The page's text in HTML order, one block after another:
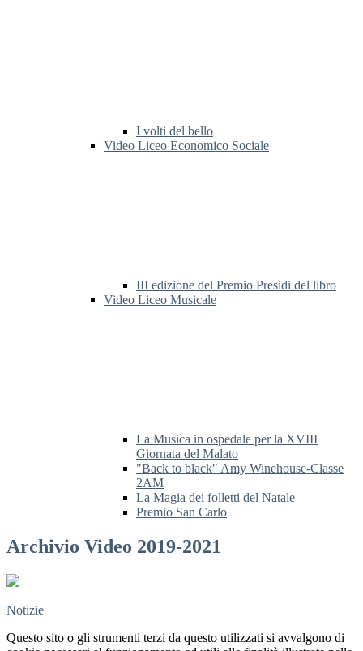
I volti del bello
Video Liceo Economico Sociale
III edizione del Premio Presidi del libro
Video Liceo Musicale
La Musica in ospedale per la XVIII
Giornata del Malato
"Back to black" Amy Winehouse-Classe
2AM
La Magia dei folletti del Natale
Premio San Carlo
Archivio Video 2019-2021
Notizie
Questo sito o gli strumenti terzi da questo utilizzati si avvalgono di